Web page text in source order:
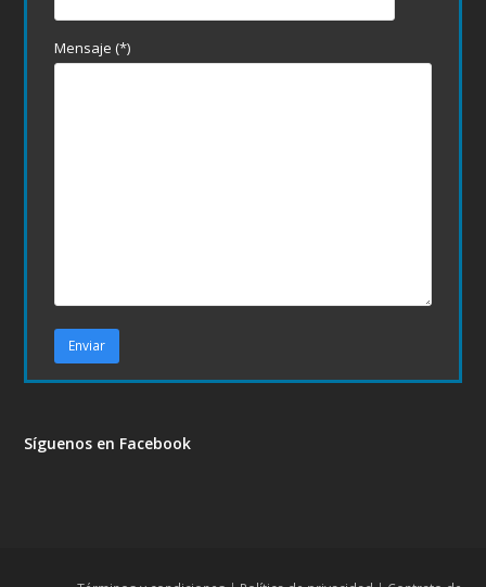
Mensaje (*)
Síguenos en Facebook